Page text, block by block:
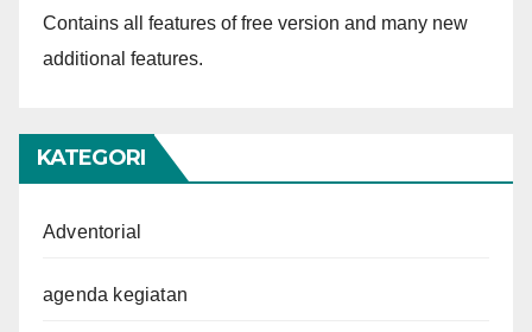
Contains all features of free version and many new
additional features.
KATEGORI
Adventorial
agenda kegiatan